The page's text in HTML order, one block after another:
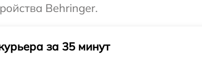
Behringer.
за 35 минут